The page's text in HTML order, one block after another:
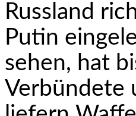
Russland
Putin
sehen, hat
Verbündete